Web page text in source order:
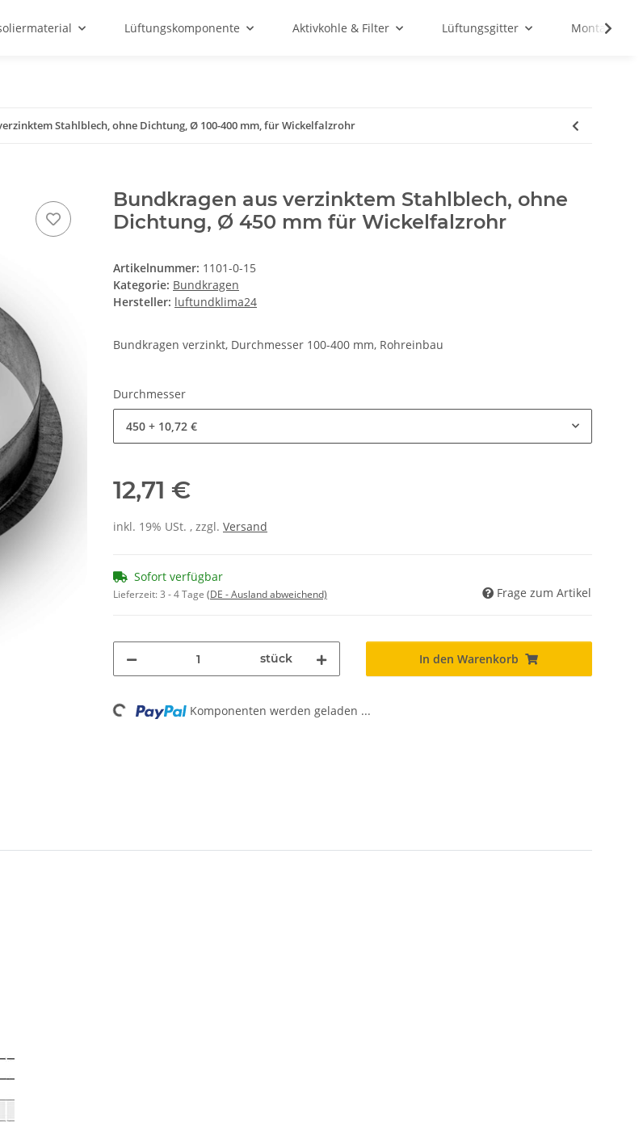
Lüftungskomponente Aktivkohle & Filter Lüftungsgitter
Stahlblech, ohne Dichtung, Ø 100-400 mm, für Wickelfalzrohr
Bundkragen aus verzinktem Stahlblech, ohne
Dichtung, Ø 450 mm für Wickelfalzrohr
Artikelnummer: 1101-0-15
Kategorie: Bundkragen
Hersteller: luftundklima24
Bundkragen verzinkt, Durchmesser 100-400 mm, Rohreinbau
Durchmesser
450 + 10,72 €
12,71 €
inkl. 19% USt. , zzgl. Versand
Sofort verfügbar
Lieferzeit:3 - 4 Tage (DE - Ausland abweichend) Frage zum Artikel
stück In den Warenkorb
Loading... Komponenten werden geladen ...